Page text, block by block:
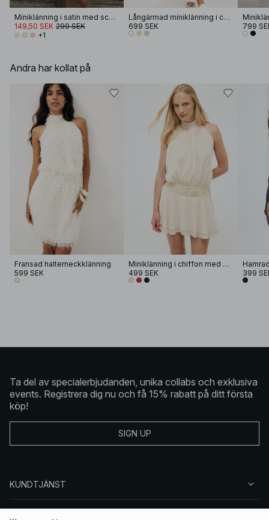
Miniklänning i satin med scarfdetalj
149,50 SEK 299 SEK
+1
Långärmad miniklänning i chiffon med broderi
699 SEK
799
Andra har kollat på
Fransad halterneckklänning
599 SEK
Miniklänning i chiffon med halterneck
499 SEK
399
Ta del av specialerbjudanden, unika collabs och exklusiva
events. Registrera dig nu och få 15% rabatt på ditt första
köp!
SIGN UP
KUNDTJÄNST